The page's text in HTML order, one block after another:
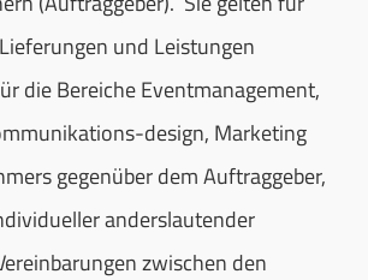
KONTAKT
IMPRESSUM
und Leistungen
die Bereiche Eventmanagement,
design, Marketing
gegenüber dem Auftraggeber,
anderslautender
zwischen den